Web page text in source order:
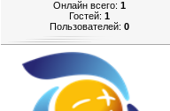
Онлайн всего: 1
Гостей: 1
Пользователей: 0